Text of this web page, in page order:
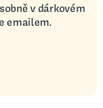
v dárkovém
emailem.